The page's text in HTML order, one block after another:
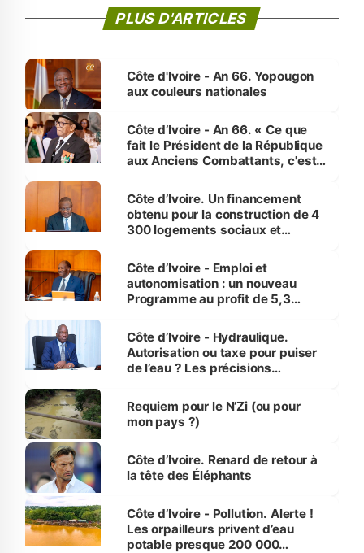
PLUS D'ARTICLES
Côte d'Ivoire - An 66. Yopougon
aux couleurs nationales
Côte d’Ivoire - An 66. « Ce que
fait le Président de la République
aux Anciens Combattants, c'est
Côte d’Ivoire. Un financement
obtenu pour la construction de 4
300 logements sociaux et
et Yamoussoukro
Côte d’Ivoire - Emploi et
autonomisation : un nouveau
Programme au profit de 5,3
Côte d’Ivoire - Hydraulique.
Autorisation ou taxe pour puiser
de l’eau ? Les précisions
Requiem pour le N’Zi (ou pour
mon pays ?)
Côte d’Ivoire. Renard de retour à
la tête des Éléphants
Côte d’Ivoire - Pollution. Alerte !
Les orpailleurs privent d’eau
potable presque 200 000